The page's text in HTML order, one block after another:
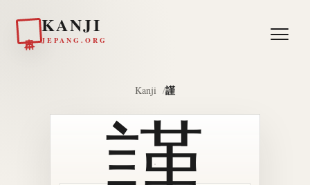
KANJI
JEPANG.ORG
Kanji 謹